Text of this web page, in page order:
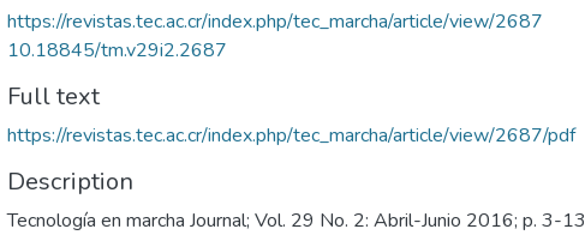
https://revistas.tec.ac.cr/index.php/tec_marcha/article/view/2687
10.18845/tm.v29i2.2687
Full text
https://revistas.tec.ac.cr/index.php/tec_marcha/article/view/2687/pdf
Description
Tecnología en marcha Journal; Vol. 29 No. 2: Abril-Junio 2016; p. 3-13